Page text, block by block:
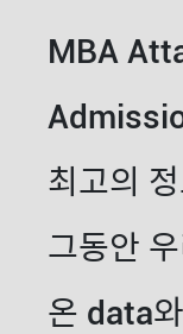
MBA
최고의
그동안
온 data